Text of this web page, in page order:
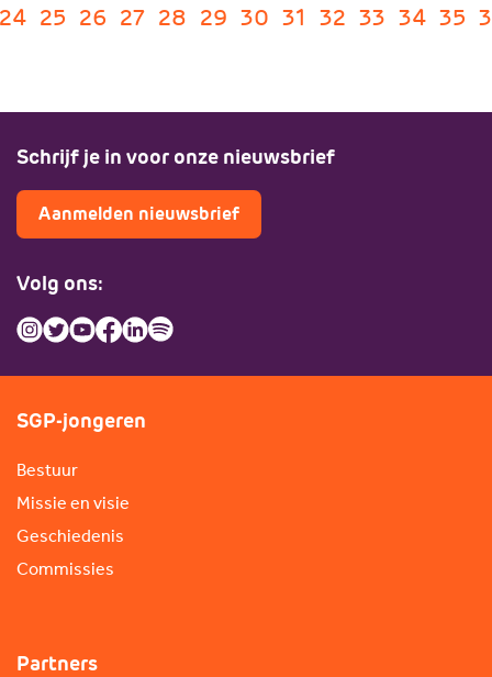
24 25 26 27 28 29 30 31 32 33 34 35
Schrijf je in voor onze nieuwsbrief
Aanmelden nieuwsbrief
Volg ons:
SGP-jongeren
Bestuur
Missie en visie
Geschiedenis
Commissies
Partners